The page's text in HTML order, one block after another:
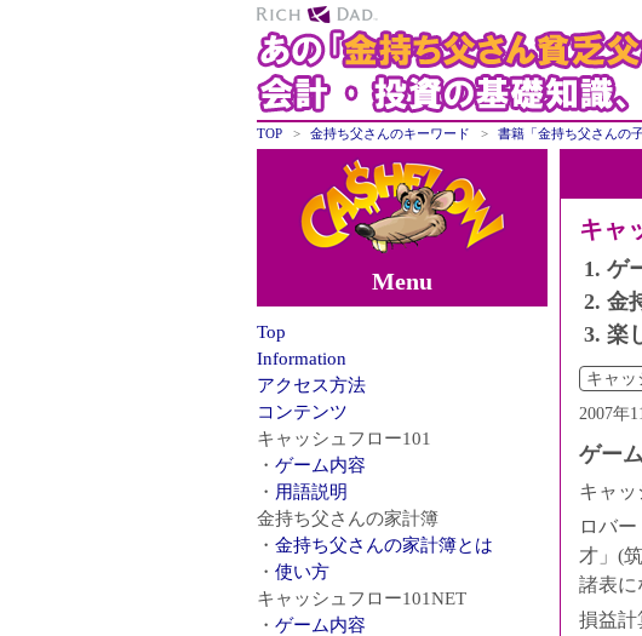
TOP 金持ち父さんのキーワード 書籍「金持ち父さんの
キャ
ゲ
金
楽
キャッ
2007年
ゲー
キャッ
ロバ
才」(
諸表に
損益計
Menu
Top
Information
アクセス方法
コンテンツ
キャッシュフロー101
ゲーム内容
用語説明
金持ち父さんの家計簿
金持ち父さんの家計簿とは
使い方
キャッシュフロー101NET
ゲーム内容